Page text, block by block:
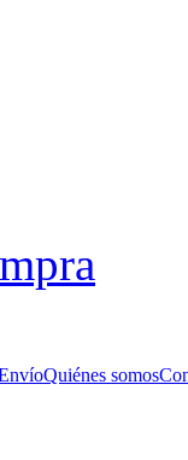
Quiénes somos